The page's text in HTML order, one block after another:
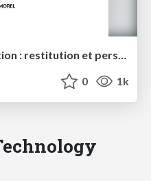
Publication dès la conception : restitution et perspectives - MENJ / Code Lutin
0 1k